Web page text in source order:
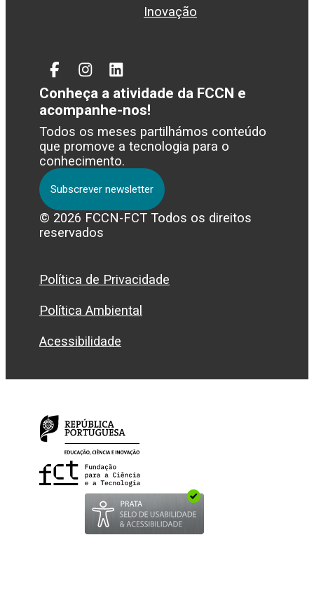
Inovação
FacebookInstagram
Linked
In
Conheça a atividade da FCCN e
acompanhe-nos!
Todos os meses partilhámos conteúdo
que promove a tecnologia para o
conhecimento.
Subscrever newsletter
© 2026 FCCN-FCT Todos os direitos
reservados
Política de Privacidade
Política Ambiental
Acessibilidade